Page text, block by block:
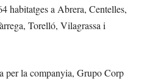
habitatges a Abrera, Centelles,
Torelló, Vilagrassa i
per la companyia, Grupo Corp